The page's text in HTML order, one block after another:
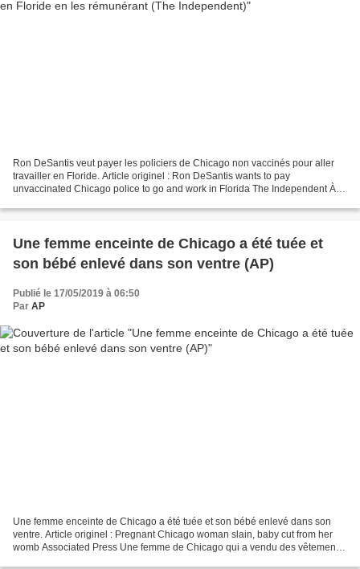
Ron DeSantis veut payer les policiers de Chicago non vaccinés pour aller
travailler en Floride. Article originel : Ron DeSantis wants to pay
unvaccinated Chicago police to go and work in Florida The Independent À
Une femme enceinte de Chicago a été tuée et
son bébé enlevé dans son ventre (AP)
Publié le 17/05/2019 à 06:50
Par AP
Une femme enceinte de Chicago a été tuée et son bébé enlevé dans son
ventre. Article originel : Pregnant Chicago woman slain, baby cut from her
womb Associated Press Une femme de Chicago qui a vendu des vêtements